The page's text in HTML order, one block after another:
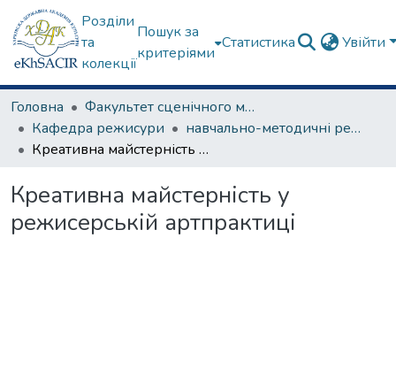
Розділи
та
колекції
Пошук за
критеріями
Статистика Увійти
Головна
Факультет сценічного мистецтва
Кафедра режисури
навчально-методичні рекомендації, програми дисциплін
Креативна майстерність у режисерській артпрактиці
Креативна майстерність у
режисерській артпрактиці